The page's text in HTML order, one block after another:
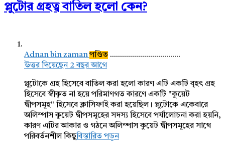
প্লুটোর গ্রহত্ব বাতিল হলো কেন?
Adnan bin zamanপণ্ডিত ...................................
উত্তর দিয়েছেন 2 বছর আগে
প্লুটোকে গ্রহ হিসেবে বাতিল করা হলো কারণ এটি একটি বৃহৎ গ্রহ
হিসেবে স্বীকৃত না হয়ে পরিমাণগত কারণে একটি "কুয়েট
দ্বীপসমূহ" হিসেবে ক্লাসিফাই করা হয়েছিল। প্লুটোকে একেবারে
অলিম্পাস কুয়েট দ্বীপসমূহের সদস্য হিসেবে পর্যালোচনা করা হয়নি,
কারণ এটির আকার ও গঠনে অলিম্পাস কুয়েট দ্বীপসমূহের সাথে
পরিবর্তনশীল কিছুবিস্তারিত পড়ুন